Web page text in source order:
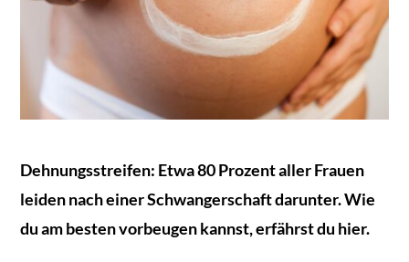
Dehnungsstreifen: Etwa 80 Prozent aller Frauen
leiden nach einer Schwangerschaft darunter. Wie
du am besten vorbeugen kannst, erfährst du hier.